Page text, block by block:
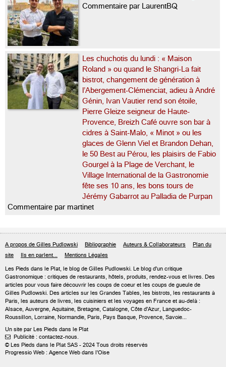
Commentaire par LaurentBQ
Les chuchotis du lundi : « Maison
Roland » ou quand le Shangri-La fait
bistrot, changement de génération à
l’Abergement-Clémenciat, adieu à André
Génin, Ivan Vautier rend son étoile,
Pierre Gleize seigneur de Haute-
Provence, Breizh Café ouvre son bar à
cidres à Saint-Malo, « Minot » ou les
glaces de Glenn Viel et Brandon Dehan,
le 50 Best au Pérou, les plaisirs de Fabio
Gourgel à la Plage de Verchant, le
Village International de la Gastronomie
fête ses 10 ans, les bons tours de
Jérémy Gabarrot au Palladia de Purpan
Commentaire par martinet
A propos de Gilles Pudlowski Bibliographie Auteurs & Collaborateurs
Plan du
site
Ils en parlent... Mentions Légales
Les Pieds dans le Plat, le blog de Gilles Pudlowski. Le blog d'un critique
Gastronomique : critiques de restaurants, hôtels, produits, rendez-vous et livres. Des
articles pour vous faire découvrir les coups de coeur et les coups de gueule de
Gilles Pudlowski. Des articles sur les Grandes Tables, les bistrots, les restaurants à
Paris, les auteurs de livres, les cuisiniers et les voyages en France et au-delà :
Alsace, Auvergne, Aquitaine, Bretagne, Catalogne, Côte d'Azur, Languedoc-
Roussillon, Lorraine, Normandie, Paris, Pays Basque, Provence, Savoie...
Un site par Les Pieds dans le Plat
 Publicité : contactez-nous.
© Les Pieds dans le Plat SAS - 2024 Tous droits réservés
Progressio Web : Agence Web dans l'Oise